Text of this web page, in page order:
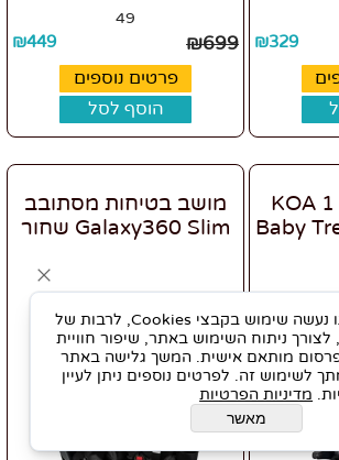
₪329
49
₪699
₪449
פרטים נוספים
הוסף לסל
בוסטר גב 2 ב 1 KOA
מושב בטיחות מסתובב
Galaxy360 Slim שחור
לידיעתך, באתרנו נעשה שימוש בקבצי Cookies, לרבות של
לצורך ניתוח השימוש באתר, שיפור חוויית
מותאם אישית. המשך גלישה באתר
לשימוש זה. לפרטים נוספים ניתן לעיין
מדיניות הפרטיות
מאשר